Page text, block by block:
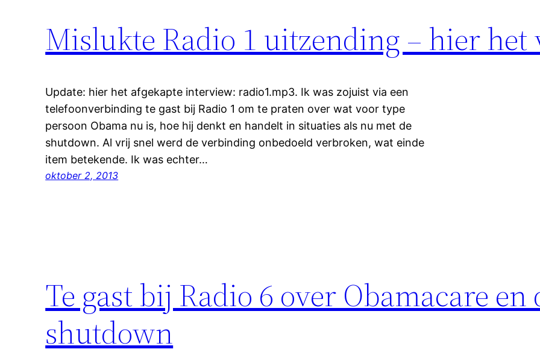
Mislukte Radio 1 uitzending – hier het
Update: hier het afgekapte interview: radio1.mp3. Ik was zojuist via een
telefoonverbinding te gast bij Radio 1 om te praten over wat voor type
persoon Obama nu is, hoe hij denkt en handelt in situaties als nu met de
shutdown. Al vrij snel werd de verbinding onbedoeld verbroken, wat einde
item betekende. Ik was echter…
oktober 2, 2013
Te gast bij Radio 6 over Obamacare en
shutdown